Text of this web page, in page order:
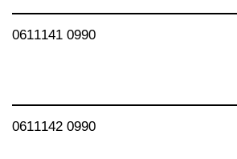
0611141 0990
0611142 0990